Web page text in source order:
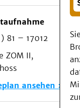
oder
Wählen Sie ein
81 – 17012
ZOM II,
ansehen
Patienten &
Kliniken/
Als
Beratung
Notfall
Forschung &